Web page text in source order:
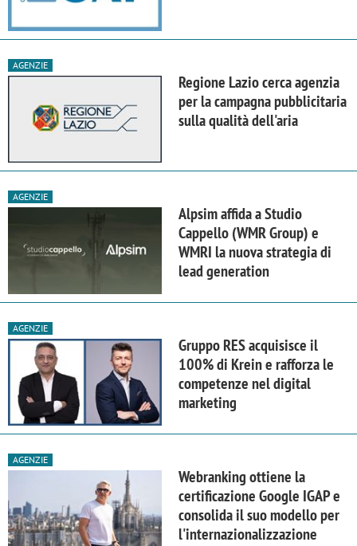
AGENZIE
Regione Lazio cerca agenzia
per la campagna pubblicitaria
sulla qualità dell'aria
AGENZIE
Alpsim affida a Studio
Cappello (WMR Group) e
WMRI la nuova strategia di
lead generation
AGENZIE
Gruppo RES acquisisce il
100% di Krein e rafforza le
competenze nel digital
marketing
AGENZIE
Webranking ottiene la
certificazione Google IGAP e
consolida il suo modello per
l'internazionalizzazione